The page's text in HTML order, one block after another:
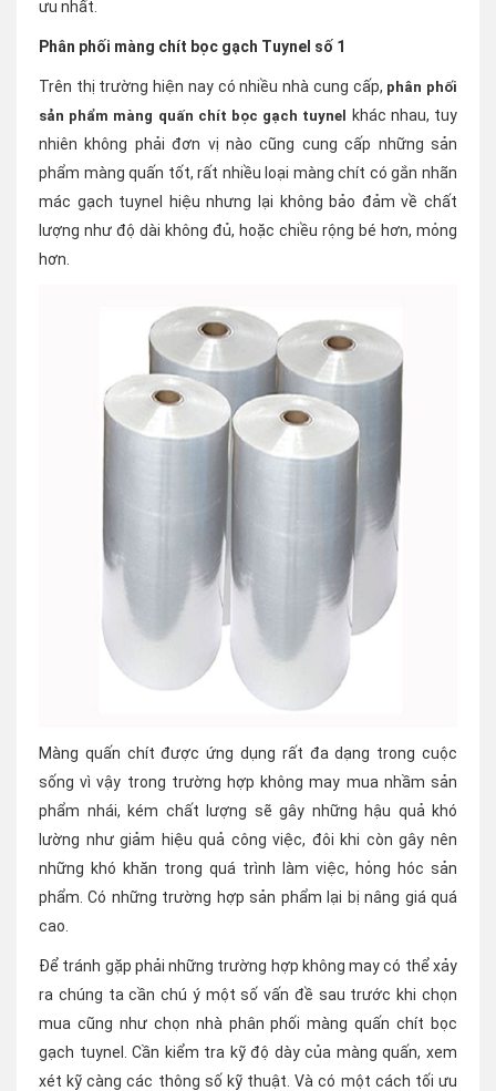
ưu nhất.
Phân phối màng chít bọc gạch Tuynel số 1
Trên thị trường hiện nay có nhiều nhà cung cấp, phân phối
sản phẩm màng quấn chít bọc gạch tuynel
khác nhau, tuy
nhiên không phải đơn vị nào cũng cung cấp những sản
phẩm màng quấn tốt, rất nhiều loại màng chít có gắn nhãn
mác gạch tuynel hiệu nhưng lại không bảo đảm về chất
lượng như độ dài không đủ, hoặc chiều rộng bé hơn, mỏng
hơn.
Màng quấn chít được ứng dụng rất đa dạng trong cuộc
sống vì vậy trong trường hợp không may mua nhầm sản
phẩm nhái, kém chất lượng sẽ gây những hậu quả khó
lường như giảm hiệu quả công việc, đôi khi còn gây nên
những khó khăn trong quá trình làm việc, hỏng hóc sản
phẩm. Có những trường hợp sản phẩm lại bị nâng giá quá
cao.
Để tránh gặp phải những trường hợp không may có thể xảy
ra chúng ta cần chú ý một số vấn đề sau trước khi chọn
mua cũng như chọn nhà phân phối màng quấn chít bọc
gạch tuynel. Cần kiểm tra kỹ độ dày của màng quấn, xem
xét kỹ càng các thông số kỹ thuật. Và có một cách tối ưu